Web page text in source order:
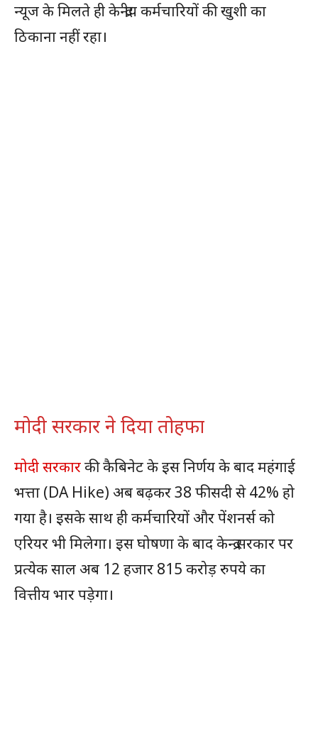
न्यूज के मिलते ही केन्द्रीय कर्मचारियों की खुशी का
ठिकाना नहीं रहा।
मोदी सरकार ने दिया तोहफा
मोदी सरकारकी कैबिनेट के इस निर्णय के बाद महंगाई
भत्ता (DA Hike) अब बढ़कर 38 फीसदी से 42% हो
गया है। इसके साथ ही कर्मचारियों और पेंशनर्स को
एरियर भी मिलेगा। इस घोषणा के बाद केन्द्र सरकार पर
प्रत्येक साल अब 12 हजार 815 करोड़ रुपये का
वित्तीय भार पड़ेगा।